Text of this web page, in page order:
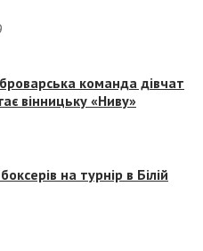
команда дівчат
вінницьку «Ниву»
на турнір в Білій